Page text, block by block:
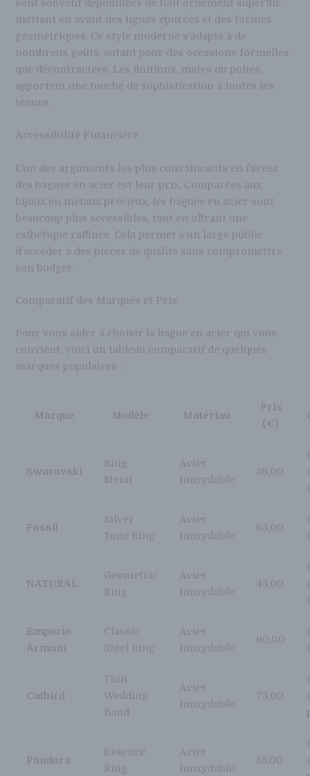
sont souvent dépouillées de tout ornement superflu,
mettant en avant des lignes épurées et des formes
géométriques. Ce style moderne s’adapte à de
nombreux goûts, autant pour des occasions formelles
que décontractées. Les finitions, mates ou polies,
apportent une touche de sophistication à toutes les
tenues.
Accessibilité Financière
L’un des arguments les plus convaincants en faveur
des bagues en acier est leur prix. Comparées aux
bijoux en métaux précieux, les bagues en acier sont
beaucoup plus accessibles, tout en offrant une
esthétique raffinée. Cela permet à un large public
d’accéder à des pièces de qualité sans compromettre
son budget.
Comparatif des Marques et Prix
Pour vous aider à choisir la bague en acier qui vous
convient, voici un tableau comparatif de quelques
marques populaires :
Marque Modèle Matériau
Prix
(€)
Swarovski
Ring
Metal
Acier
inoxydable
59,00
Fossil
Silver
Tone Ring
Acier
inoxydable
65,00
NATURAL
Geometric
Ring
Acier
inoxydable
45,00
Emporio
Armani
Classic
Steel Ring
Acier
inoxydable
90,00
Catbird
Thin
Wedding
Band
Acier
inoxydable
75,00
Pandora
Essence
Ring
Acier
inoxydable
55,00